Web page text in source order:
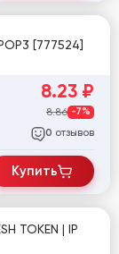
[777524]
8.23 ₽
8.86 -7%
0 отзывов
Купить
TOKEN | IP